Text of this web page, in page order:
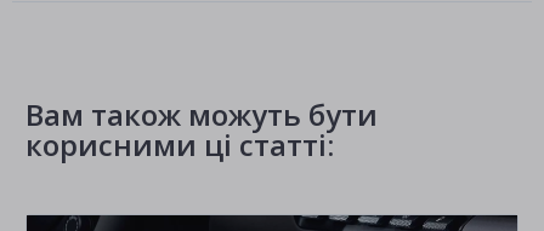
Вам також можуть бути
корисними ці статті: